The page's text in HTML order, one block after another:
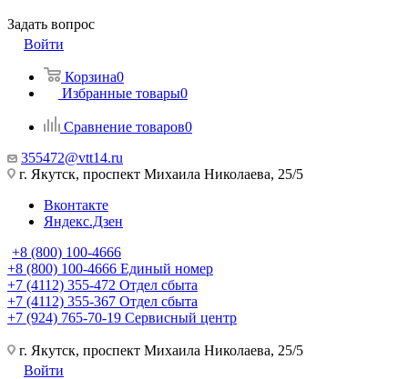
Задать вопрос
Войти
Корзина0
Избранные товары0
Сравнение товаров0
355472@vtt14.ru
г. Якутск, проспект Михаила Николаева, 25/5
Вконтакте
Яндекс.Дзен
+8 (800) 100-4666
+8 (800) 100-4666 Единый номер
+7 (4112) 355-472 Отдел сбыта
+7 (4112) 355-367 Отдел сбыта
+7 (924) 765-70-19 Сервисный центр
г. Якутск, проспект Михаила Николаева, 25/5
Войти